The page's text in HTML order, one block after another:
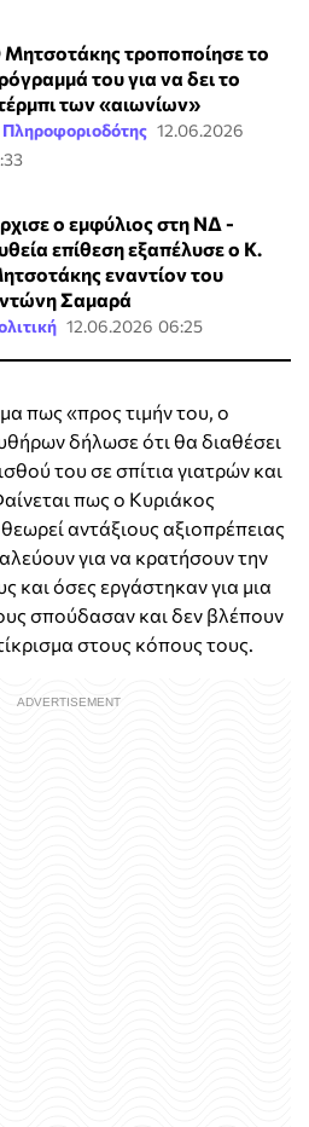
τροποποίησε το
του για να δει το
των «αιωνίων»
12.06.2026
ο εμφύλιος στη ΝΔ -
επίθεση εξαπέλυσε ο Κ.
εναντίον του
Σαμαρά
12.06.2026 06:25
πως «προς τιμήν του, ο
δήλωσε ότι θα διαθέσει
του σε σπίτια γιατρών και
πως ο Κυριάκος
αντάξιους αξιοπρέπειας
για να κρατήσουν την
και όσες εργάστηκαν για μια
σπούδασαν και δεν βλέπουν
στους κόπους τους.